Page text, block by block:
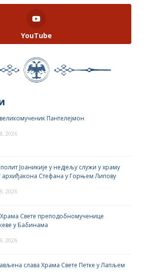
YouTube
Пантелејмон
2026
Јоаникије у недјељу служи у храму
архиђакона Стефана у Горњем Липову
2026
Свете преподобномученице
у Бабинама
2026
слава Храма Свете Петке у Лапљем